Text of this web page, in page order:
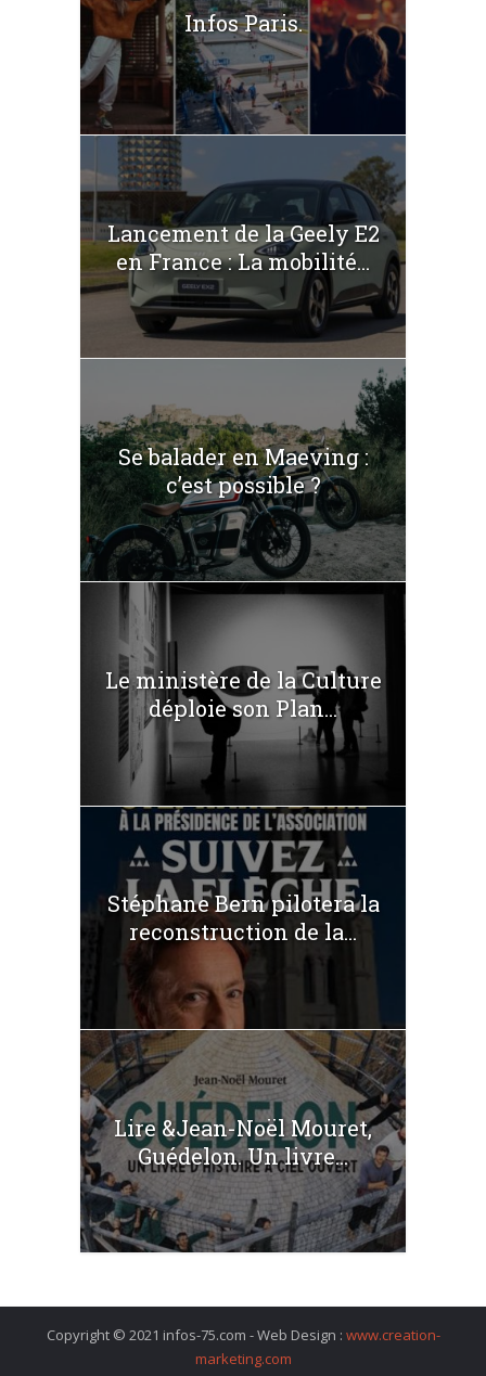
Infos Paris.
Lancement de la Geely E2
en France : La mobilité...
Se balader en Maeving :
c’est possible ?
Le ministère de la Culture
déploie son Plan...
Stéphane Bern pilotera la
reconstruction de la...
Lire &Jean-Noël Mouret,
Guédelon. Un livre...
Copyright © 2021 infos-75.com - Web Design : www.creation-
marketing.com